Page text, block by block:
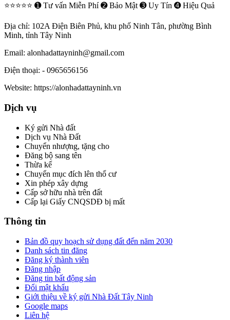
⭐⭐⭐⭐⭐ ➊ Tư vấn Miễn Phí ➋ Bảo Mật ➌ Uy Tín ➍ Hiệu Quả
Địa chỉ: 102A Điện Biên Phủ, khu phố Ninh Tân, phường Bình
Minh, tỉnh Tây Ninh
Email: alonhadattayninh@gmail.com
Điện thoại: - 0965656156
Website: https://alonhadattayninh.vn
Dịch vụ
Ký gửi Nhà đất
Dịch vụ Nhà Đất
Chuyển nhượng, tặng cho
Đăng bộ sang tên
Thừa kế
Chuyển mục đích lên thổ cư
Xin phép xây dựng
Cấp sở hữu nhà trên đất
Cấp lại Giấy CNQSDĐ bị mất
Thông tin
Bản đồ quy hoạch sử dụng đất đến năm 2030
Danh sách tin đăng
Đăng ký thành viên
Đăng nhập
Đăng tin bất động sản
Đổi mật khẩu
Giới thiệu về ký gửi Nhà Đất Tây Ninh
Google maps
Liên hệ